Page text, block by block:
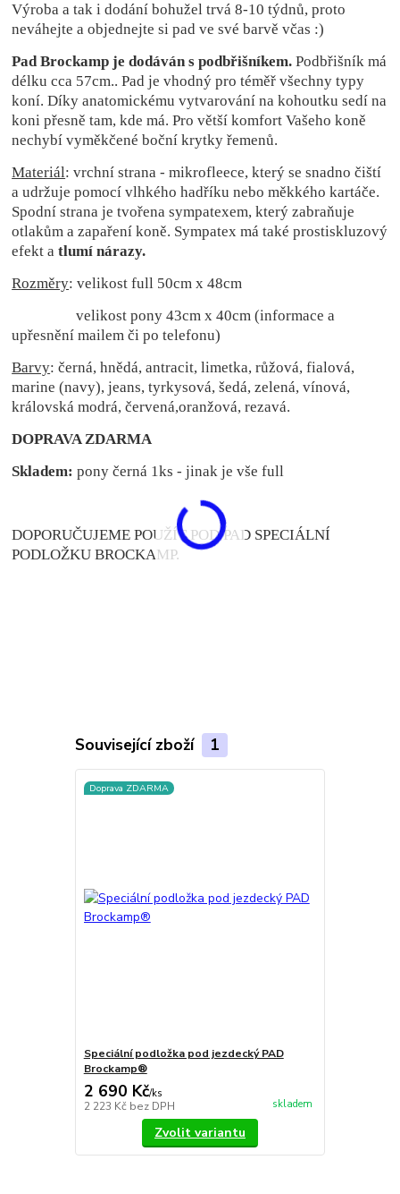
Výroba a tak i dodání bohužel trvá 8-10 týdnů, proto
neváhejte a objednejte si pad ve své barvě včas :)
Pad Brockamp je dodáván s podbřišníkem.Podbřišník má
délku cca 57cm.. Pad je vhodný pro téměř všechny typy
koní.Díky anatomickému vytvarování na kohoutku sedí na
koni přesně tam, kde má. Pro větší komfort Vašeho koně
nechybí vyměkčené boční krytky řemenů.
Materiál: vrchní strana - mikrofleece, který se snadno čiští
a udržuje pomocí vlhkého hadříku nebo měkkého kartáče.
Spodní strana je tvořena sympatexem, který zabraňuje
otlakům a zapaření koně. Sympatex má také prostiskluzový
efekt atlumí nárazy.
Rozměry: velikost full 50cm x 48cm
velikost pony 43cm x 40cm (informace a
upřesnění mailem či po telefonu)
Barvy: černá, hnědá, antracit, limetka, růžová, fialová,
marine (navy), jeans, tyrkysová, šedá, zelená, vínová,
královská modrá, červená,oranžová, rezavá.
DOPRAVA ZDARMA
Skladem:pony černá 1ks - jinak je vše full
DOPORUČUJEME POUŽÍT POD PAD SPECIÁLNÍ
PODLOŽKU BROCKAMP.
Související zboží 1
Doprava ZDARMA
Speciální podložka pod jezdecký PAD
Brockamp®
2 690 Kč/ks
2 223 Kč bez DPH skladem
Zvolit variantu